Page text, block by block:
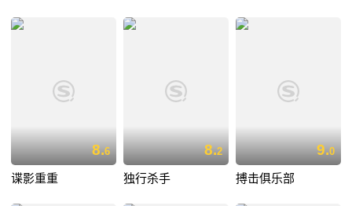
8.6
谍影重重
8.2
独行杀手
9.0
搏击俱乐部